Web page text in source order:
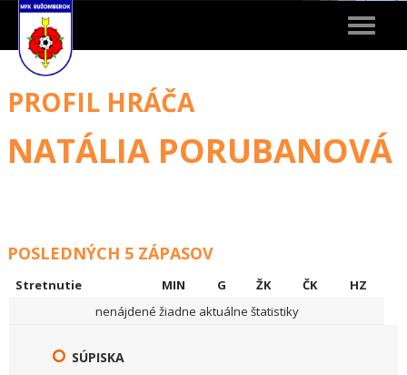
Toggle
PROFIL HRÁČA
NATÁLIA PORUBANOVÁ
POSLEDNÝCH 5 ZÁPASOV
Stretnutie MIN G ŽK ČK
HZ
nenájdené žiadne aktuálne štatistiky
SÚPISKA